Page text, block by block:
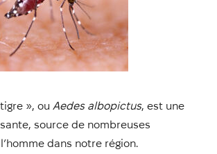
», ou Aedes albopictus, est une
source de nombreuses
dans notre région.